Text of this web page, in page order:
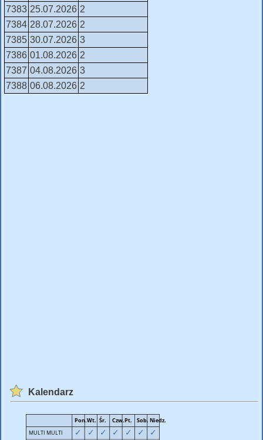
7383 25.07.2026 2
7384 28.07.2026 2
7385 30.07.2026 3
7386 01.08.2026 2
7387 04.08.2026 3
7388 06.08.2026 2
Kalendarz